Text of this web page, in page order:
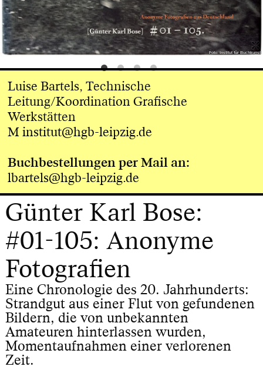
Foto: Institut für Buchkunst
Luise Bartels, Technische
Leitung/Koordination Grafische
Werkstätten
Minstitut@hgb-leipzig.de
Buchbestellungen per Mail an:
lbartels@hgb-leipzig.de
Günter Karl Bose:
#01-105: Anonyme
Fotografien
Eine Chronologie des 20. Jahrhunderts:
Strandgut aus einer Flut von gefundenen
Bildern, die von unbekannten
Amateuren hinterlassen wurden,
Momentaufnahmen einer verlorenen
Zeit.